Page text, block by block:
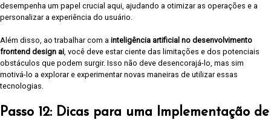
desempenha um papel crucial aqui, ajudando a otimizar as operações e a
personalizar a experiência do usuário.
Além disso, ao trabalhar com a inteligência artificial no desenvolvimento
frontend design ai , você deve estar ciente das limitações e dos potenciais
obstáculos que podem surgir. Isso não deve desencorajá-lo, mas sim
motivá-lo a explorar e experimentar novas maneiras de utilizar essas
tecnologias.
Passo 12: Dicas para uma Implementação de